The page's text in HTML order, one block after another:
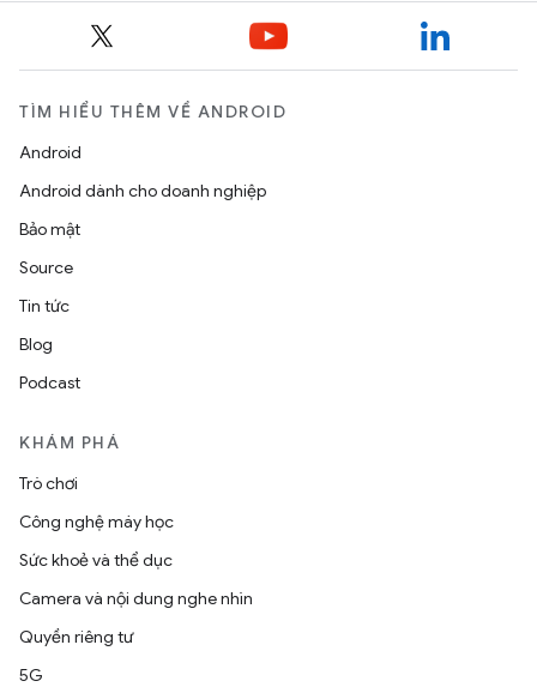
TÌM HIỂU THÊM VỀ ANDROID
Android
Android dành cho doanh nghiệp
Bảo mật
Source
Tin tức
Blog
Podcast
KHÁM PHÁ
Trò chơi
Công nghệ máy học
Sức khoẻ và thể dục
Camera và nội dung nghe nhìn
Quyền riêng tư
5G